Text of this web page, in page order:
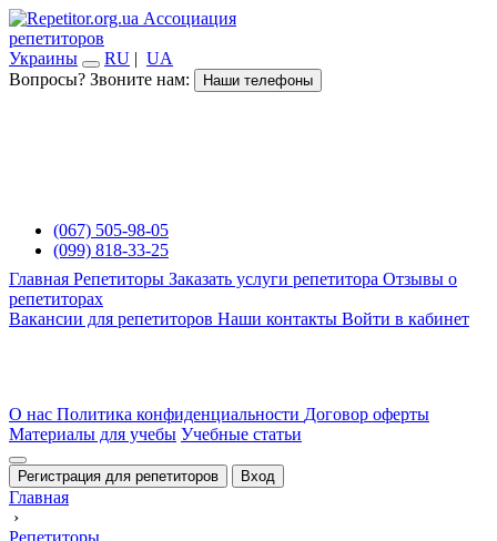
Ассоциация
репетиторов
Украины
RU | UA
Вопросы? Звоните нам:
Наши телефоны
(067) 505-98-05
(099) 818-33-25
Главная Репетиторы Заказать услуги репетитора Отзывы о
репетиторах
Вакансии для репетиторов Наши контакты Войти в кабинет
О нас Политика конфиденциальности Договор оферты
Материалы для учебы Учебные статьи
Регистрация для репетиторов Вход
Главная
›
Репетиторы